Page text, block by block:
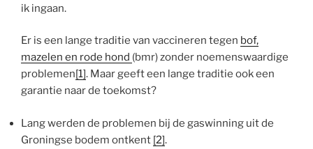
ik ingaan.
Er is een lange traditie van vaccineren tegen bof,
mazelen en rode hond (bmr) zonder noemenswaardige
problemen[1]. Maar geeft een lange traditie ook een
garantie naar de toekomst?
Lang werden de problemen bij de gaswinning uit de
Groningse bodem ontkent [2].